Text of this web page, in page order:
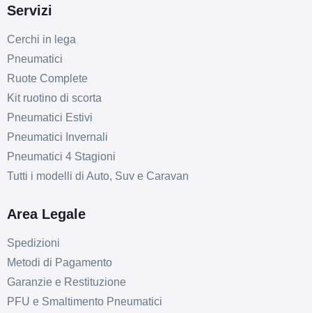
Servizi
Cerchi in lega
Pneumatici
Ruote Complete
Kit ruotino di scorta
Pneumatici Estivi
Pneumatici Invernali
Pneumatici 4 Stagioni
Tutti i modelli di Auto, Suv e Caravan
Area Legale
Spedizioni
Metodi di Pagamento
Garanzie e Restituzione
PFU e Smaltimento Pneumatici